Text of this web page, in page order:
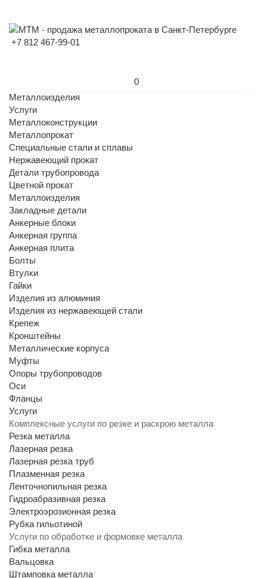
+7 812 467-99-01
0
Металлоизделия
Услуги
Металлоконструкции
Металлопрокат
Специальные стали и сплавы
Нержавеющий прокат
Детали трубопровода
Цветной прокат
Металлоизделия
Закладные детали
Анкерные блоки
Анкерная группа
Анкерная плита
Болты
Втулки
Гайки
Изделия из алюминия
Изделия из нержавеющей стали
Крепеж
Кронштейны
Металлические корпуса
Муфты
Опоры трубопроводов
Оси
Фланцы
Услуги
Комплексные услуги по резке и раскрою металла
Резка металла
Лазерная резка
Лазерная резка труб
Плазменная резка
Ленточнопильная резка
Гидроабразивная резка
Электроэрозионная резка
Рубка гильотиной
Услуги по обработке и формовке металла
Гибка металла
Вальцовка
Штамповка металла